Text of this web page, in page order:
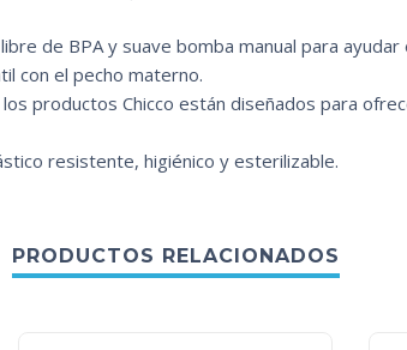
de BPA y suave bomba manual para
con el pecho materno.
los productos Chicco están diseñados para
resistente, higiénico y esterilizable.
PRODUCTOS RELACIONADOS